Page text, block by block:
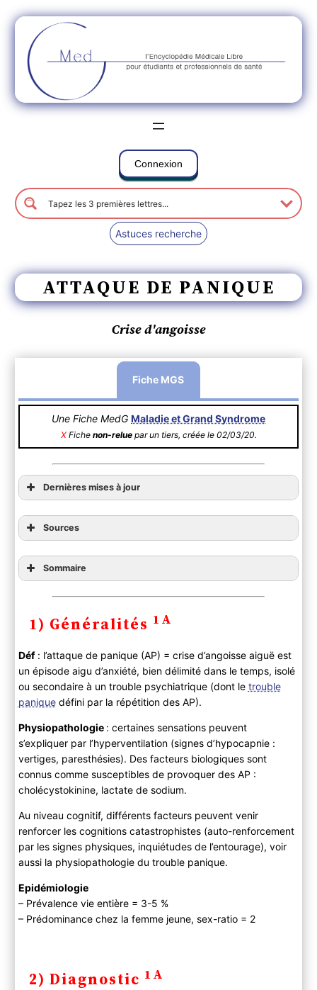
Connexion
Astuces recherche
ATTAQUE DE PANIQUE
Crise d'angoisse
Fiche MGS
Une Fiche MedG Maladie et Grand Syndrome
XFiche non-reluepar un tiers, créée le 02/03/20.
Dernières mises à jour
Sources
Sommaire
A ) Clinique
Critères diagnostiques (DSM-5)
B ) Paraclinique
C ) Diagnostic différentiel
3) Evolution
4) PEC
A ) Bilan initial
B ) Traitement
1) Généralités 1A
Déf: l’attaque de panique (AP) = crise d’angoisse aiguë est
un épisode aigu d’anxiété, bien délimité dans le temps, isolé
ou secondaire à un trouble psychiatrique (dont le trouble
paniquedéfini par la répétition des AP).
Physiopathologie : certaines sensations peuvent
s’expliquer par l’hyperventilation (signes d’hypocapnie :
vertiges, paresthésies). Des facteurs biologiques sont
connus comme susceptibles de provoquer des AP :
cholécystokinine, lactate de sodium.
Au niveau cognitif, différents facteurs peuvent venir
renforcer les cognitions catastrophistes (auto-renforcement
par les signes physiques, inquiétudes de l’entourage), voir
aussi la physiopathologie du trouble panique.
Epidémiologie
– Prévalence vie entière = 3-5 %
– Prédominance chez la femme jeune, sex-ratio = 2
2) Diagnostic 1A